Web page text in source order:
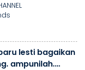
lesti bagaikan
ampunilah.